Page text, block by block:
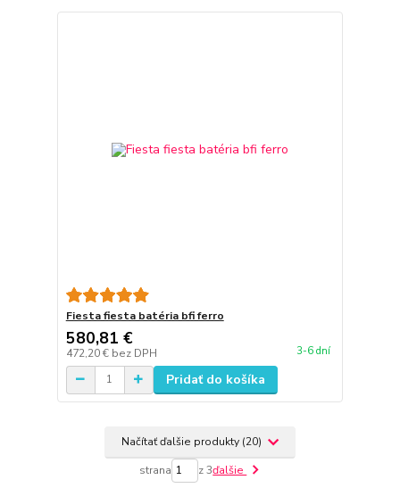
Fiesta fiesta batéria bfi ferro
580,81 €
472,20 € bez DPH 3-6 dní
Pridať do košíka
Načítať ďalšie produkty (20)
strana z 3ďalšie